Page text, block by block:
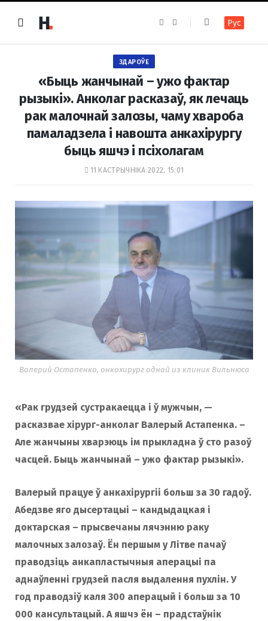
e
k
t
a
m
Рус
ЗДАРОЎЕ
«Быць жанчынай – ужо фактар
рызыкі». Анколаг расказаў, як лечаць
рак малочнай залозы, чаму хвароба
памаладзела і навошта анкахірургу
быць яшчэ і псіхолагам
11 КАСТРЫЧНІКА 2022, 15:01
Валерий Остапенко, онкохирург одной из клиник Вильнюса
«Рак грудзей сустракаецца і ў мужчын, —
расказвае хірург-анколаг Валерый Астапенка. –
Але жанчыны хварэюць ім прыкладна ў сто разоў
часцей. Быць жанчынай – ужо фактар ​​рызыкі».
Валерый працуе ў анкахірургіі больш за 30 гадоў.
Абедзве яго дысертацыі – кандыдацкая і
доктарская – прысвечаны лячэнню раку
малочных залозаў. Ён першым у Літве пачаў
праводзіць анкапластычныя аперацыі па
аднаўленні грудзей пасля выдалення пухлін. У
год праводзіў каля 300 аперацый і больш за 10
000 кансультацый. А яшчэ ён – прадстаўнік